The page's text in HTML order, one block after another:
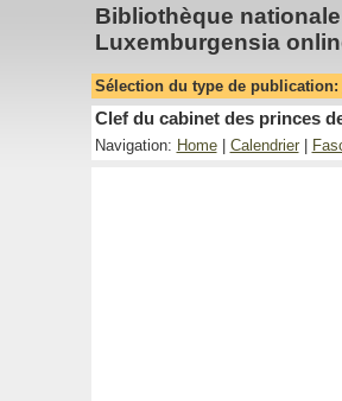
Bibliothèque
Luxemburgensia
Sélection du type de publication:
Clef du cabinet des princes
Navigation: Home| Calendrier|